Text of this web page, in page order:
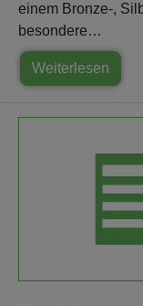
einem Bronze-,
besondere…
Weiterlesen